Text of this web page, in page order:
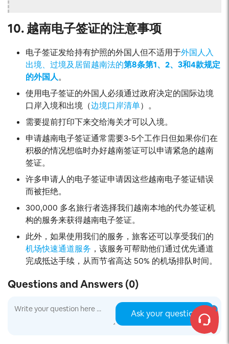
10. 越南电子签证的注意事项
电子签证发给持有护照的外国人但不适用于外国人入
出境、过境及居留越南法的第8条第1、2、3和4款规定
的外国人。
使用电子签证的外国人必须通过政府决定的国际边境
口岸入境和出境（边境口岸清单）。
需要提前打印下来交给海关才可以入境。
申请越南电子签证通常需要3-5个工作日但如果你们在
积极的情况想临时办好越南签证可以申请紧急的越南
签证。
许多申请人的电子签证申请因这些越南电子签证错误
而被拒绝。
300,000 多名旅行者选择我们越南本地的代办签证机
构的服务来获得越南电子签证。
此外，如果使用我们的服务，旅客还可以享受我们的
机场快速通道服务 ，该服务可帮助他们通过优先通道
完成抵达手续，从而节省高达 50% 的机场排队时间。
Questions and Answers (0)